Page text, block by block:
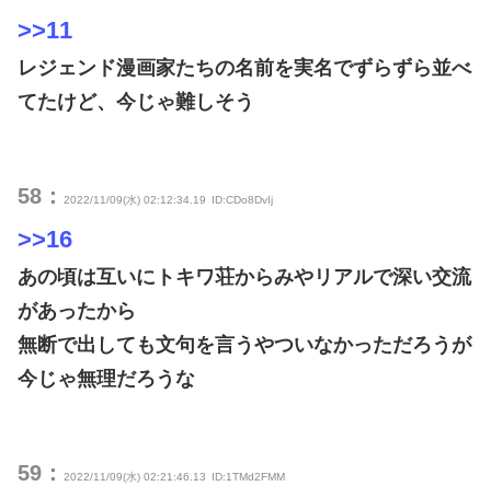
>>11
レジェンド漫画家たちの名前を実名でずらずら並べ
てたけど、今じゃ難しそう
58： 2022/11/09(水) 02:12:34.19 ID:CDo8DvIj
>>16
あの頃は互いにトキワ荘からみやリアルで深い交流
があったから
無断で出しても文句を言うやついなかっただろうが
今じゃ無理だろうな
59： 2022/11/09(水) 02:21:46.13 ID:1TMd2FMM